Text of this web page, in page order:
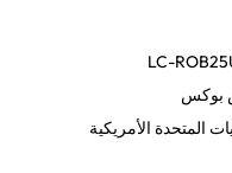
داخل اللعبة، مما يساعدك
الخاصة بك، مما يمنحك
بك عبر الإنترنت أمر
في وقت قصير.
LC-
بوكس
المتحدة الأمريكية